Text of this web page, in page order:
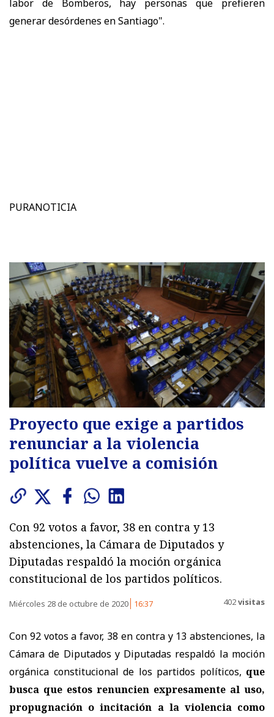
labor de Bomberos, hay personas que prefieren
generar desórdenes en Santiago".
PURANOTICIA
Proyecto que exige a partidos
renunciar a la violencia
política vuelve a comisión
Con 92 votos a favor, 38 en contra y 13
abstenciones, la Cámara de Diputados y
Diputadas respaldó la moción orgánica
constitucional de los partidos políticos.
Miércoles 28 de octubre de 2020 16:37 402visitas
Con 92 votos a favor, 38 en contra y 13 abstenciones, la
Cámara de Diputados y Diputadas respaldó la moción
orgánica constitucional de los partidos políticos, que
busca que estos renuncien expresamente al uso,
propugnación o incitación a la violencia como